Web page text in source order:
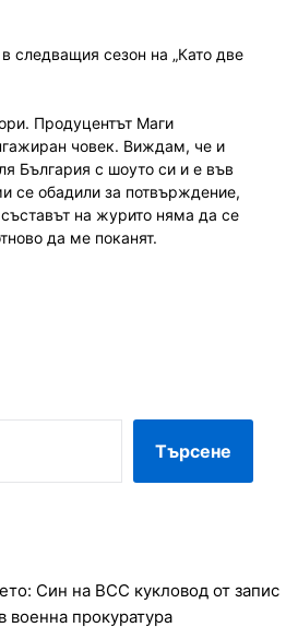
следващия сезон на „Като две
Продуцентът Маги
човек. Виждам, че и
България с шоуто си и е във
се обадили за потвърждение,
на журито няма да се
да ме поканят.
Търсене
Син на ВСС кукловод от запис
прокуратура